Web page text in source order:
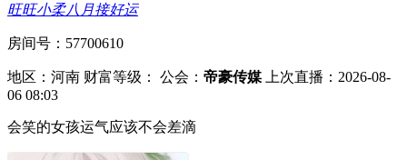
旺旺小柔八月接好运
房间号：57700610
地区：河南 财富等级： 公会： 帝豪传媒
上次直播：2026-08-
06 08:03
会笑的女孩运气应该不会差滴